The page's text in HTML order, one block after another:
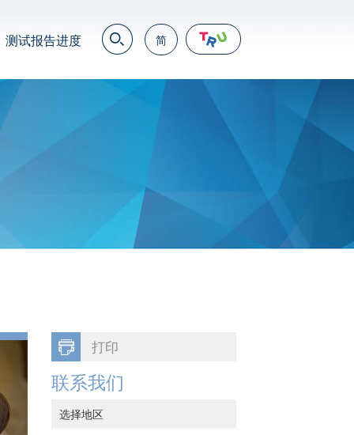
简
繁
简
VN
测试报告进度
打印
联系我们
选择地区